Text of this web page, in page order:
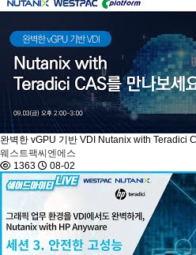
완벽한 vGPU 기반 VDI Nutanix with Teradici
웨스트팩씨엔에스
1363
08-02